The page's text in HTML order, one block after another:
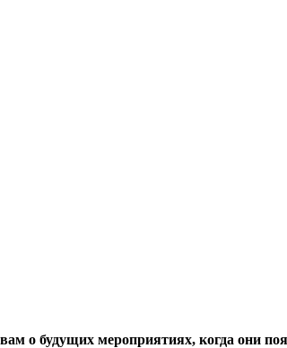
о будущих мероприятиях, когда они